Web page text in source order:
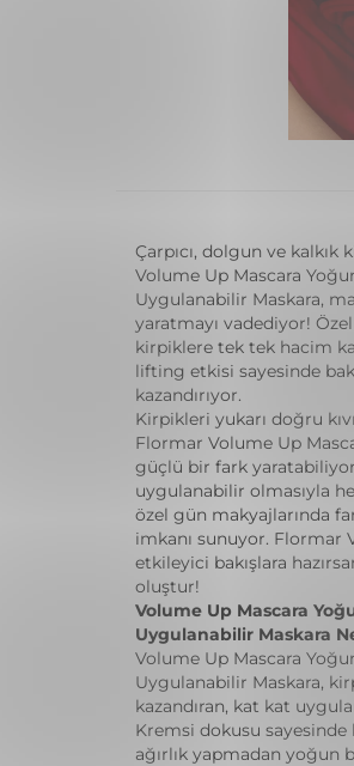
Çarpıcı, dolgun ve
Volume Up Mascara
Uygulanabilir Maskara,
yaratmayı vadediyor!
kirpiklere tek tek hacim
lifting etkisi sayesinde
kazandırıyor.
Kirpikleri yukarı doğru
Flormar Volume Up
güçlü bir fark
uygulanabilir olmasıyla
özel gün makyajlarında
imkanı sunuyor. Flormar
etkileyici bakışlara
oluştur!
Volume Up Mascara
Uygulanabilir Maskara
Volume Up Mascara
Uygulanabilir Maskara,
kazandıran, kat kat
Kremsi dokusu
ağırlık yapmadan